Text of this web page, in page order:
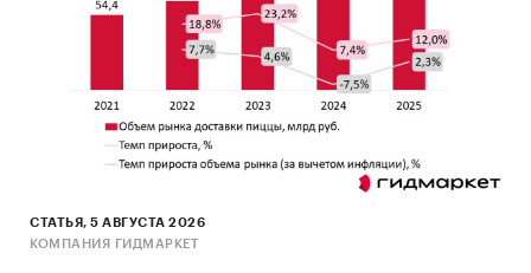
Базы данных государственных органов
Данные налоговой службы РФ
Официальные интернет-порталы правовой
информации
Открытые источники (сайты, порталы)
Отчетность эмитентов
СТАТЬЯ, 5 АВГУСТА 2026
КОМПАНИЯ ГИДМАРКЕТ